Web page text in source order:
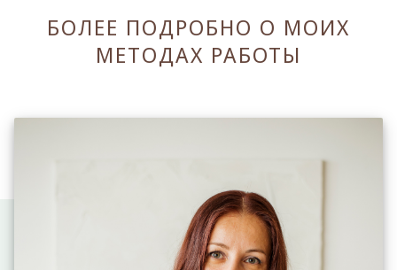
БОЛЕЕ ПОДРОБНО О МОИХ
МЕТОДАХ РАБОТЫ